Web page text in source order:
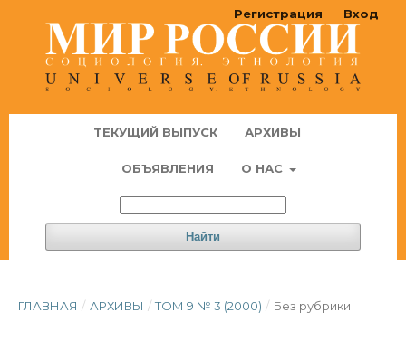
ТЕКУЩИЙ ВЫПУСК АРХИВЫ
ОБЪЯВЛЕНИЯ О НАС
Найти
Регистрация Вход
ГЛАВНАЯ / АРХИВЫ / ТОМ 9 № 3 (2000) / Без рубрики